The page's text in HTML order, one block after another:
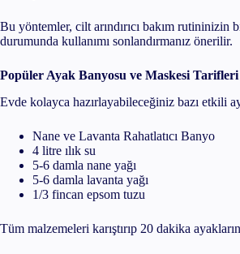
Bu yöntemler, cilt arındırıcı bakım
durumunda kullanımı sonlandırmanız önerilir.
Popüler Ayak Banyosu ve Maskesi Tarifleri
Evde kolayca hazırlayabileceğiniz bazı etkili
Nane ve Lavanta Rahatlatıcı Banyo
4 litre ılık su
5-6 damla nane yağı
5-6 damla lavanta yağı
1/3 fincan epsom tuzu
Tüm malzemeleri karıştırıp 20 dakika